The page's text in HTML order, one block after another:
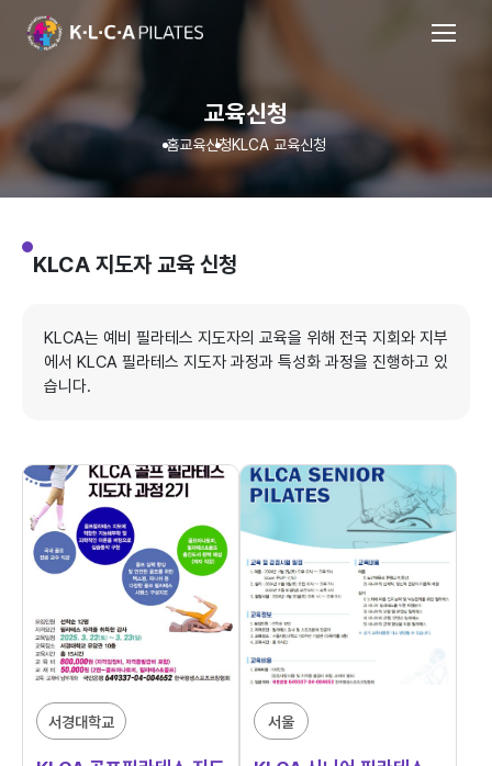
교육신청
홈교육신청KLCA 교육신청
KLCA 지도자교육 신청
KLCA는 예비 필라테스 지도자의 교육을 위해 전국 지회와 지부
에서 KLCA 필라테스 지도자 과정과 특성화 과정을 진행하고 있
습니다.
서경대학교 서울